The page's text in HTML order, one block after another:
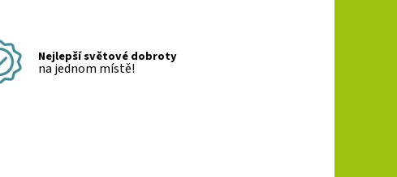
Nejlepší světové dobroty
na jednom místě!